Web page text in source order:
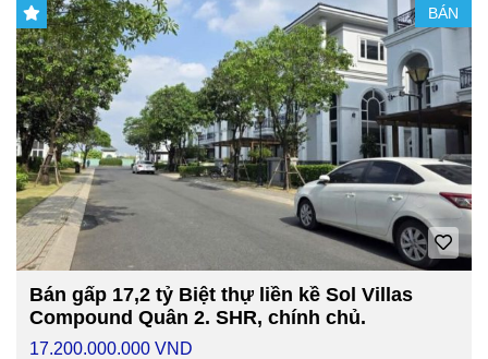
BÁN
Bán gấp 17,2 tỷ Biệt thự liền kề Sol Villas
Compound Quân 2. SHR, chính chủ.
17.200.000.000 VND